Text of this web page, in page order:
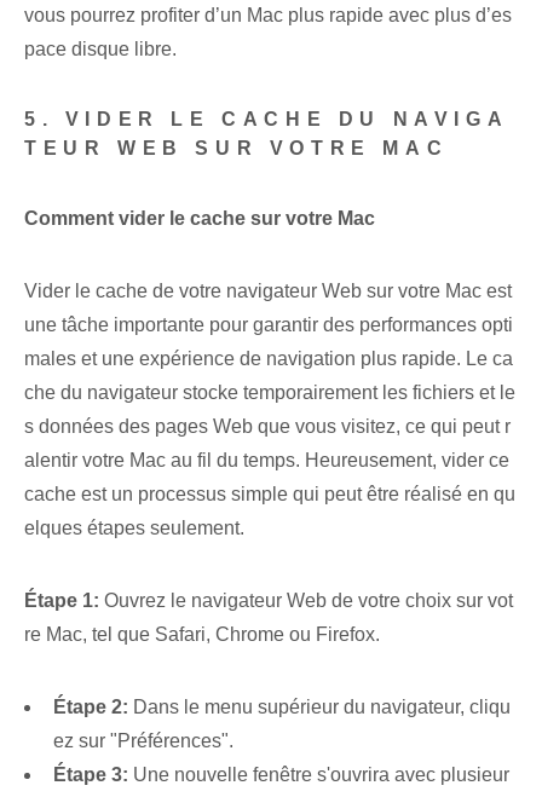
vous pourrez profiter d’un Mac plus rapide avec plus d’es
pace disque libre.
5. VIDER LE CACHE DU NAVIGA
TEUR WEB SUR VOTRE MAC
Comment vider le cache sur votre Mac
Vider le cache de votre navigateur Web sur votre Mac est
une tâche importante pour garantir des performances opti
males et une expérience de navigation plus rapide. Le ca
che du navigateur stocke temporairement les fichiers et le
s données des pages Web que vous visitez, ce qui peut r
alentir votre Mac au fil du temps. Heureusement, vider ce
cache est un processus simple qui peut être réalisé en qu
elques étapes seulement.
Étape 1: Ouvrez le navigateur Web de votre choix sur⁢ vot
re Mac, tel que Safari, Chrome ou Firefox.
Étape 2: Dans le menu supérieur du navigateur, cliqu
ez sur "Préférences".
Étape 3: Une nouvelle fenêtre s'ouvrira avec plusieur